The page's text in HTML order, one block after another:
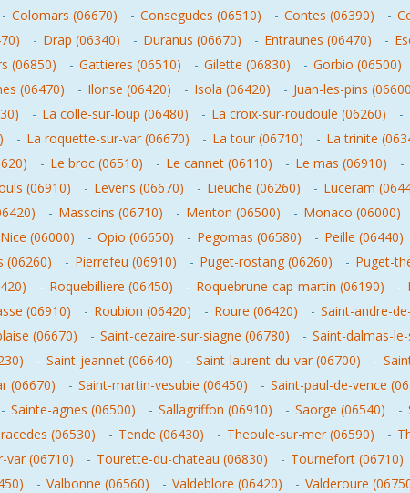
- Colomars (06670) - Consegudes (06510) - Contes (06390) -
- Drap (06340) - Duranus (06670) - Entraunes (06470) -
(06850) - Gattieres (06510) - Gilette (06830) - Gorbio (06500)
(06470) - Ilonse (06420) - Isola (06420) - Juan-les-pins
- La colle-sur-loup (06480) - La croix-sur-roudoule (06260) -
- La roquette-sur-var (06670) - La tour (06710) - La trinite
- Le broc (06510) - Le cannet (06110) - Le mas (06910) -
(06910) - Levens (06670) - Lieuche (06260) - Luceram
- Massoins (06710) - Menton (06500) - Monaco (06000)
Nice (06000) - Opio (06650) - Pegomas (06580) - Peille (06440)
(06260) - Pierrefeu (06910) - Puget-rostang (06260) - Puget-
- Roquebilliere (06450) - Roquebrune-cap-martin (06190) -
(06910) - Roubion (06420) - Roure (06420) - Saint-andre-
(06670) - Saint-cezaire-sur-siagne (06780) - Saint-dalmas-
- Saint-jeannet (06640) - Saint-laurent-du-var (06700) -
(06670) - Saint-martin-vesubie (06450) - Saint-paul-de-vence
- Sainte-agnes (06500) - Sallagriffon (06910) - Saorge (06540) -
(06530) - Tende (06430) - Theoule-sur-mer (06590) -
var (06710) - Tourette-du-chateau (06830) - Tournefort (06710)
- Valbonne (06560) - Valdeblore (06420) - Valderoure